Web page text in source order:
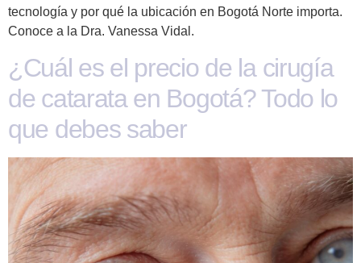
tecnología y por qué la ubicación en Bogotá Norte importa.
Conoce a la Dra. Vanessa Vidal.
¿Cuál es el precio de la cirugía
de catarata en Bogotá? Todo lo
que debes saber